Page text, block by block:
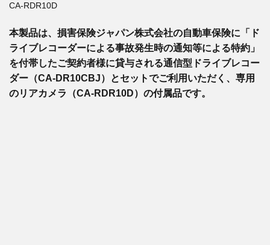
CA-RDR10D
本製品は、損害保険ジャパン株式会社の自動車保険に「ド
ライブレコーダーによる事故発生時の通知等による特約」
を付帯したご契約者様に貸与される通信型ドライブレコー
ダー（CA-DR10CBJ）とセットでご利用いただく、専用
のリアカメラ（CA-RDR10D）の付属品です。